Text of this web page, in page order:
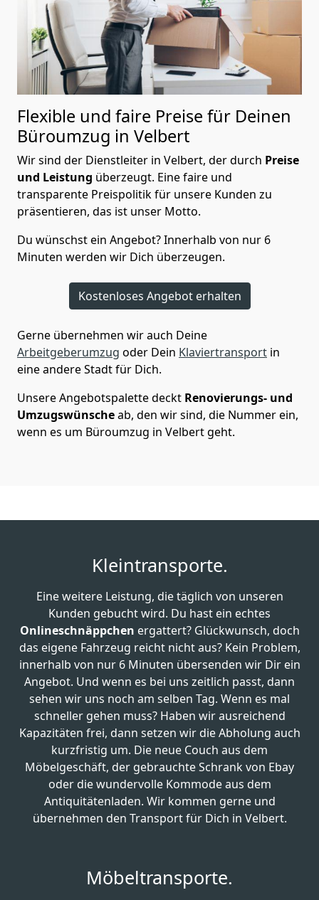
Flexible und faire Preise für Deinen
Büroumzug in Velbert
Wir sind der Dienstleiter in Velbert, der durch Preise
und Leistung überzeugt. Eine faire und
transparente Preispolitik für unsere Kunden zu
präsentieren, das ist unser Motto.
Du wünschst ein Angebot? Innerhalb von nur 6
Minuten werden wir Dich überzeugen.
Kostenloses Angebot erhalten
Gerne übernehmen wir auch Deine
Arbeitgeberumzug oder Dein Klaviertransport in
eine andere Stadt für Dich.
Unsere Angebotspalette deckt Renovierungs- und
Umzugswünscheab, den wir sind, die Nummer ein,
wenn es um Büroumzug in Velbert geht.
Kleintransporte.
Eine weitere Leistung, die täglich von unseren
Kunden gebucht wird. Du hast ein echtes
Onlineschnäppchen ergattert? Glückwunsch, doch
das eigene Fahrzeug reicht nicht aus? Kein Problem,
innerhalb von nur 6 Minuten übersenden wir Dir ein
Angebot. Und wenn es bei uns zeitlich passt, dann
sehen wir uns noch am selben Tag. Wenn es mal
schneller gehen muss? Haben wir ausreichend
Kapazitäten frei, dann setzen wir die Abholung auch
kurzfristig um. Die neue Couch aus dem
Möbelgeschäft, der gebrauchte Schrank von Ebay
oder die wundervolle Kommode aus dem
Antiquitätenladen. Wir kommen gerne und
übernehmen den Transport für Dich in Velbert.
Möbeltransporte.